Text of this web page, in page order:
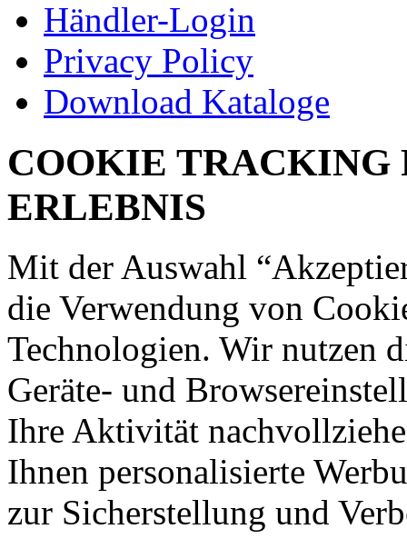
Händler-Login
Privacy Policy
Download Kataloge
COOKIE TRACKING
ERLEBNIS
Mit der Auswahl
die Verwendung von
Technologien. Wir nutzen
Geräte- und
Ihre Aktivität
Ihnen personalisierte
zur Sicherstellung und